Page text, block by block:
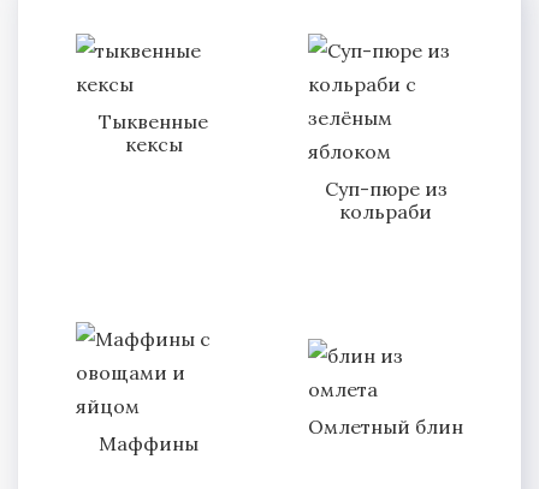
Тыквенные
кексы
Суп-пюре из
кольраби
Маффины
Омлетный блин